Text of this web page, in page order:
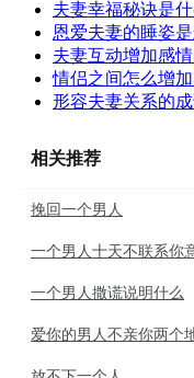
夫妻幸福秘诀是什
恩爱夫妻的睡姿
夫妻互动增加感
情侣之间怎么增加
形容夫妻关系的
相关推荐
挽回一个男人
一个男人十天不联系你
一个男人撒谎说明什么
爱你的男人不亲你两个